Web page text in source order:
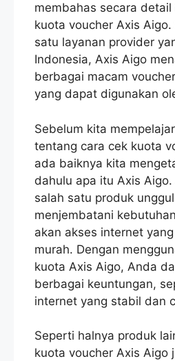
membahas secara
kuota voucher Axis
satu layanan provider
Indonesia, Axis Aigo
berbagai macam
yang dapat digunakan
Sebelum kita
tentang cara cek kuota
ada baiknya kita
dahulu apa itu Axis
salah satu produk
menjembatani
akan akses internet
murah. Dengan
kuota Axis Aigo, Anda
berbagai keuntungan,
internet yang stabil dan
Seperti halnya produk
kuota voucher Axis Aigo